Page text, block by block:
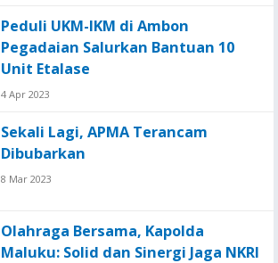
Peduli UKM-IKM di Ambon
Pegadaian Salurkan Bantuan 10
Unit Etalase
4 Apr 2023
Sekali Lagi, APMA Terancam
Dibubarkan
8 Mar 2023
Olahraga Bersama, Kapolda
Maluku: Solid dan Sinergi Jaga NKRI